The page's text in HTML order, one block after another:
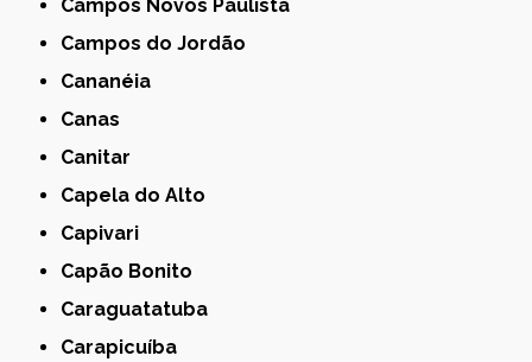
Campos Novos Paulista
Campos do Jordão
Cananéia
Canas
Canitar
Capela do Alto
Capivari
Capão Bonito
Caraguatatuba
Carapicuíba